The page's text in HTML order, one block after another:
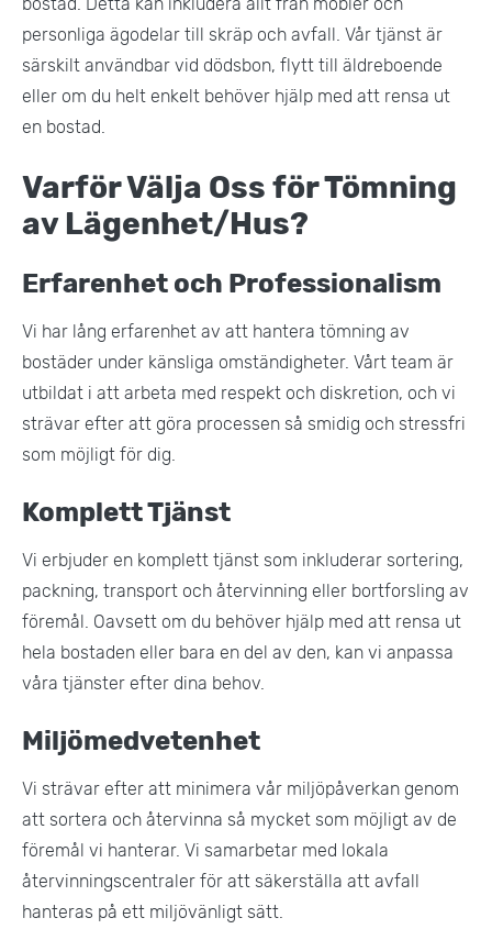
personliga ägodelar till skräp och avfall. Vår tjänst är
särskilt användbar vid dödsbon, flytt till äldreboende
eller om du helt enkelt behöver hjälp med att rensa ut
en bostad​.
Varför Välja Oss för Tömning
av Lägenhet/Hus?
Erfarenhet och Professionalism
Vi har lång erfarenhet av att hantera tömning av
bostäder under känsliga omständigheter. Vårt team är
utbildat i att arbeta med respekt och diskretion, och vi
strävar efter att göra processen så smidig och stressfri
som möjligt för dig​.
Komplett Tjänst
Vi erbjuder en komplett tjänst som inkluderar sortering,
packning, transport och återvinning eller bortforsling av
föremål. Oavsett om du behöver hjälp med att rensa ut
hela bostaden eller bara en del av den, kan vi anpassa
våra tjänster efter dina behov.
Miljömedvetenhet
Vi strävar efter att minimera vår miljöpåverkan genom
att sortera och återvinna så mycket som möjligt av de
föremål vi hanterar. Vi samarbetar med lokala
återvinningscentraler för att säkerställa att avfall
hanteras på ett miljövänligt sätt​.